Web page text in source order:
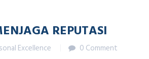
REPUTASI
Excellence 0 Comment